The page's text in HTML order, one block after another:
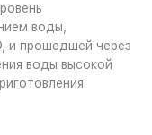
воды,
прошедшей через
воды высокой